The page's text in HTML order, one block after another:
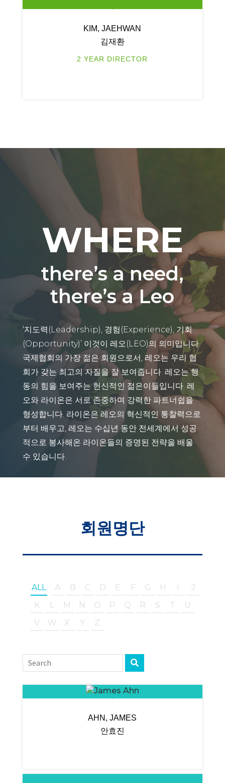
KIM, JAEHWAN
김재환
2 YEAR DIRECTOR
WHERE
there’s a need,
there’s a Leo
‘지도력(Leadership), 경험(Experience), 기회
(Opportunity)’ 이것이 레오(LEO)의 의미입니다.
국제협회의 가장 젊은 회원으로서, 레오는 우리 협
회가 갖는 최고의 자질을 잘 보여줍니다. 레오는 행
동의 힘을 보여주는 헌신적인 젊은이들입니다. 레
오와 라이온은 서로 존중하며 강력한 파트너쉽을
형성합니다. 라이온은 레오의 혁신적인 통찰력으로
부터 배우고, 레오는 수십년 동안 전세계에서 성공
적으로 봉사해온 라이온들의 증명된 전략을 배울
수 있습니다.
회원명단
ALL A B C D E F G H I
J
K
L M N O P Q R S T
U
V
W X Y Z
AHN, JAMES
안효진